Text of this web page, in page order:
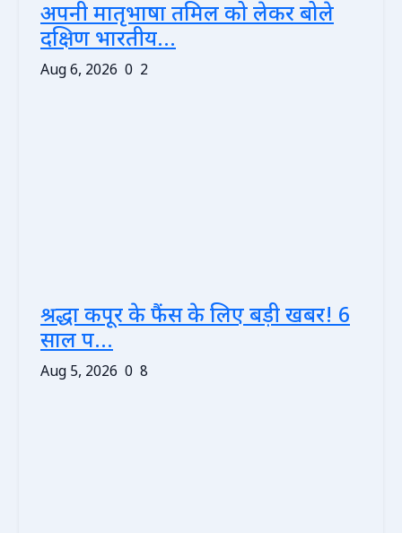
अपनी मातृभाषा तमिल को लेकर बोले
दक्षिण भारतीय...
Aug 6, 2026 0 2
श्रद्धा कपूर के फैंस के लिए बड़ी खबर! 6
साल प...
Aug 5, 2026 0 8